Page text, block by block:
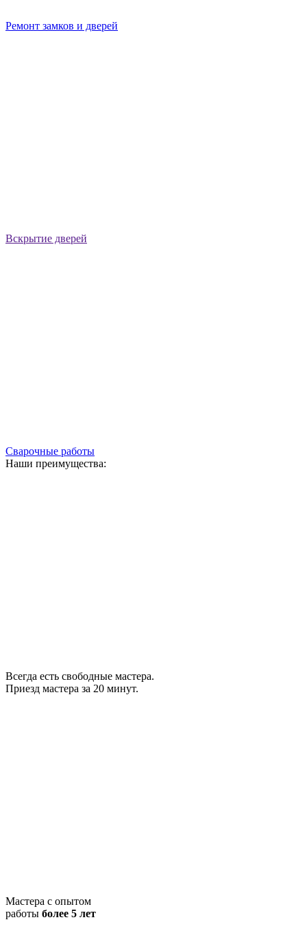
Ремонт замков и дверей
Вскрытие дверей
Сварочные работы
Наши преимущества:
Всегда есть свободные мастера.
Приезд мастера за 20 минут.
Мастера с опытом
работы более 5 лет